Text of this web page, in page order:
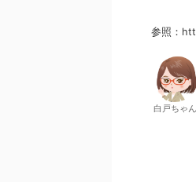
参照：
白戸ちゃん